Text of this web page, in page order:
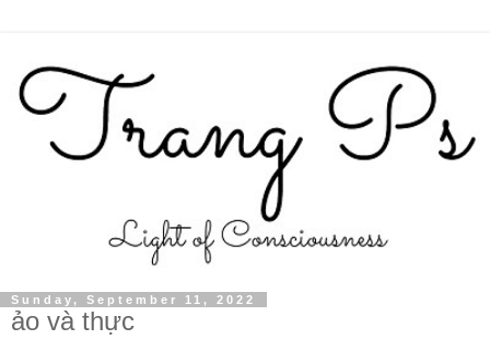
Sunday, September 11, 2022
ảo và thực